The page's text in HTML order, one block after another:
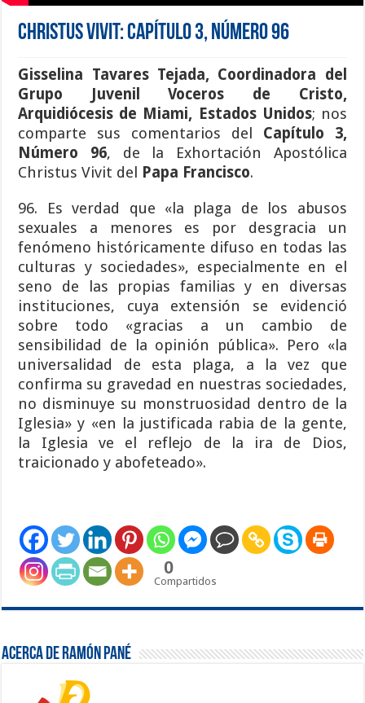
Christus Vivit: Capítulo 3, Número 96
Gisselina Tavares Tejada, Coordinadora del
Grupo Juvenil Voceros de Cristo,
Arquidiócesis de Miami, Estados Unidos; nos
comparte sus comentarios del Capítulo 3,
Número 96, de la Exhortación Apostólica
Christus Vivit del
Papa Francisco.
96. Es verdad que «la plaga de los abusos
sexuales a menores es por desgracia un
fenómeno históricamente difuso en todas las
culturas y sociedades», especialmente en el
seno de las propias familias y en diversas
instituciones, cuya extensión se evidenció
sobre todo «gracias a un cambio de
sensibilidad de la opinión pública». Pero «la
universalidad de esta plaga, a la vez que
confirma su gravedad en nuestras sociedades,
no disminuye su monstruosidad dentro de la
Iglesia» y «en la justificada rabia de la gente,
la Iglesia ve el reflejo de la ira de Dios,
traicionado y abofeteado».
0
Compartidos
Acerca de Ramón Pané